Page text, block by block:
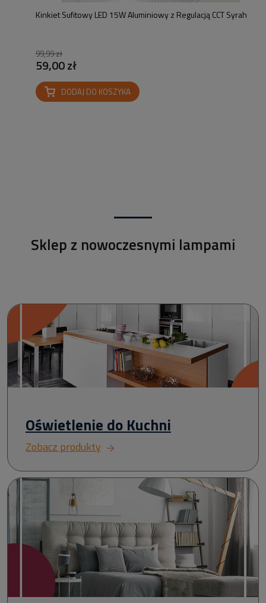
Kinkiet Sufitowy LED 15W Aluminiowy z Regulacją CCT Syrah
99,99 zł
59,00 zł
DODAJ DO KOSZYKA
Sklep z nowoczesnymi lampami
Oświetlenie do Kuchni
Zobacz produkty